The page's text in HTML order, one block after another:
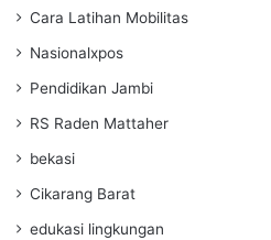
Cara Latihan Mobilitas
Nasionalxpos
Pendidikan Jambi
RS Raden Mattaher
bekasi
Cikarang Barat
edukasi lingkungan